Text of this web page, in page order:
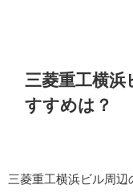
三菱重工横浜
すすめは？
三菱重工横浜ビル周辺